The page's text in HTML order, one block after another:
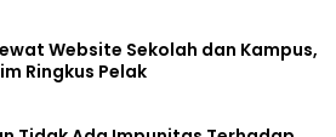
Website Sekolah dan Kampus,
Ringkus Pelak